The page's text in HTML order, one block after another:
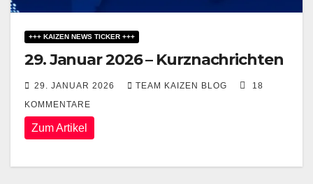
+++ KAIZEN NEWS TICKER +++
29. Januar 2026 – Kurznachrichten
29. JANUAR 2026 TEAM KAIZEN BLOG
18
KOMMENTARE
Zum Artikel